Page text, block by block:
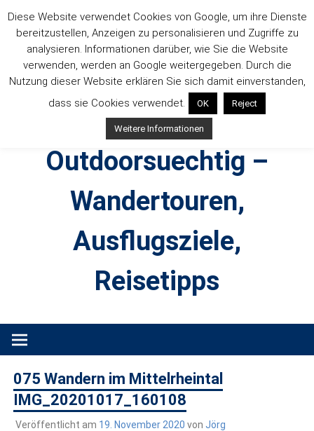
Inhalt
springen
Outdoorsuechtig –
Wandertouren,
Ausflugsziele,
Reisetipps
Produkttests und Buchrezensionen. Ein Blog für alle, die gern
075 Wandern im Mittelrheintal
IMG_20201017_160108
Veröffentlicht am 19. November 2020 von Jörg
Diese Website verwendet Cookies von Google, um ihre Dienste
bereitzustellen, Anzeigen zu personalisieren und Zugriffe zu
analysieren. Informationen darüber, wie Sie die Website
verwenden, werden an Google weitergegeben. Durch die
Nutzung dieser Website erklären Sie sich damit einverstanden,
dass sie Cookies verwendet.
OK Reject
Weitere Informationen